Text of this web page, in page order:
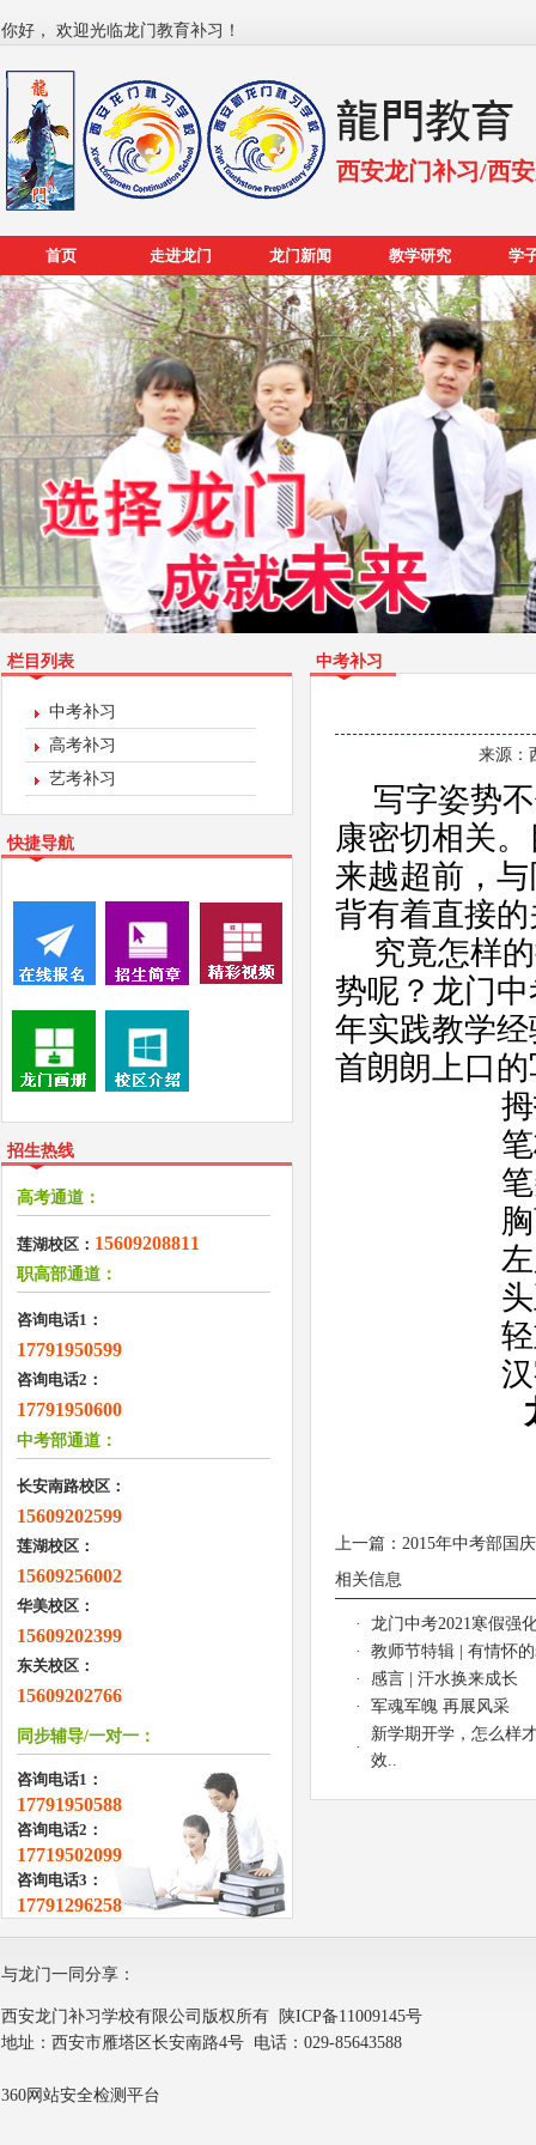
你好， 欢迎光临龙门教育补习！
西安龙门补习/西
首页 走进龙门 龙门新闻 教学研究 学
栏目列表
中考补习
高考补习
艺考补习
快捷导航
招生热线
高考通道：
莲湖校区： 15609208811
职高部通道：
咨询电话1：
17791950599
咨询电话2：
17791950600
中考部通道：
长安南路校区：
15609202599
莲湖校区：
15609256002
华美校区：
15609202399
东关校区：
15609202766
同步辅导/一对一：
咨询电话1：
17791950588
咨询电话2：
17719502099
咨询电话3：
17791296258
中考补习
来源：
写字姿势
康密切相关
来越超前，
背有着直接
究竟怎样
势呢？龙门
年实践教学
首朗朗上口
上一篇： 2015年中考部国
相关信息
·
龙门中考2021寒假强
·
教师节特辑 | 有情怀
·
感言 | 汗水换来成长
·
军魂军魄 再展风采
·
新学期开学，怎么样
效..
与龙门一同分享：
西安龙门补习学校有限公司版权所有
陕ICP备11009145号
地址：西安市雁塔区长安南路4号 电话：029-85643588
360网站安全检测平台